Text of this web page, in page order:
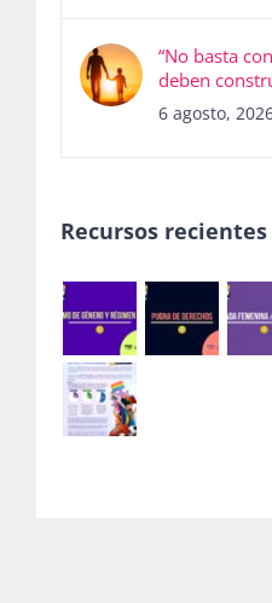
6 agosto, 2026